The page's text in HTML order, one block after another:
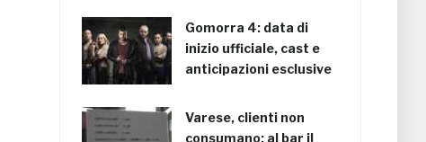
Gomorra 4: data di
inizio ufficiale, cast e
anticipazioni esclusive
Varese, clienti non
consumano: al bar il